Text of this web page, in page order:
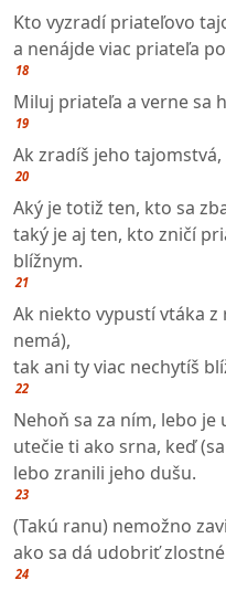
Kto vyzradí priateľovo
a nenájde viac priateľa
18
Miluj priateľa a verne sa
19
Ak zradíš jeho
20
Aký je totiž ten, kto sa
taký je aj ten, kto zničí
blížnym.
21
Ak niekto vypustí vtáka z
nemá),
tak ani ty viac nechytíš
22
Nehoň sa za ním, lebo je
utečie ti ako srna, keď
lebo zranili jeho dušu.
23
(Takú ranu) nemožno
ako sa dá udobriť
24